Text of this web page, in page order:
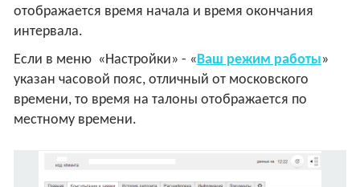
отображается время начала и время окончания
интервала.
Если в меню «Настройки» - «Ваш режим работы»
указан часовой пояс, отличный от московского
времени, то время на талоны отображается по
местному времени.